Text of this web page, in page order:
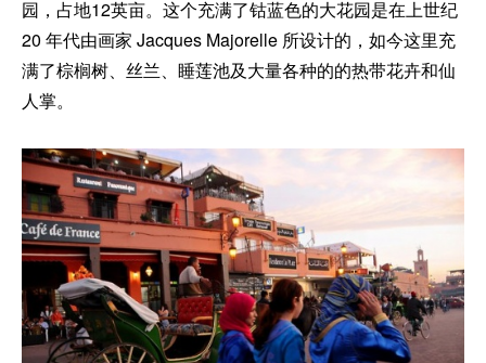
园，占地12英亩。这个充满了钴蓝色的大花园是在上世纪
20 年代由画家 Jacques Majorelle 所设计的，如今这里充
满了棕榈树、丝兰、睡莲池及大量各种的的热带花卉和仙
人掌。